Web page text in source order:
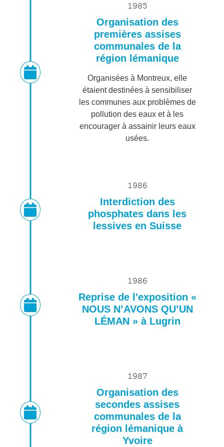
1985
Organisation des
premières assises
communales de la
région lémanique
Organisées à Montreux, elle
étaient destinées à sensibiliser
les communes aux problèmes de
pollution des eaux et à les
encourager à assainir leurs eaux
usées.
1986
Interdiction des
phosphates dans les
lessives en Suisse
1986
Reprise de l'exposition «
NOUS N’AVONS QU’UN
LÉMAN » à Lugrin
1987
Organisation des
secondes assises
communales de la
région lémanique à
Yvoire